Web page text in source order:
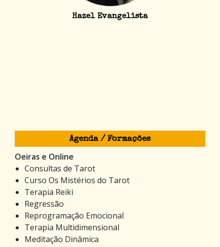
Hazel Evangelista
Agenda / Formações
Oeiras e Online
Consultas de Tarot
Curso Os Mistérios do Tarot
Terapia Reiki
Regressão
Reprogramação Emocional
Terapia Multidimensional
Meditação Dinâmica